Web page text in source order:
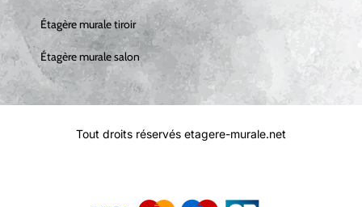
Étagère murale tiroir
Étagère murale salon
Tout droits réservés etagere-murale.net